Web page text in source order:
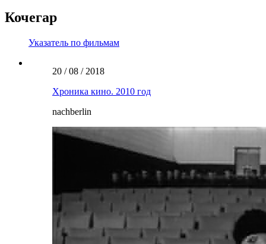
Кочегар
Указатель по фильмам
20 / 08 / 2018
Хроника кино. 2010 год
nachberlin